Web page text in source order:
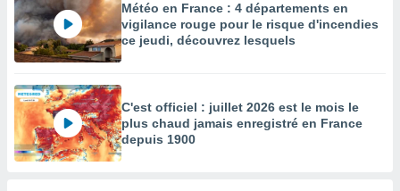
Météo en France : 4 départements en
vigilance rouge pour le risque d'incendies
ce jeudi, découvrez lesquels
C'est officiel : juillet 2026 est le mois le
plus chaud jamais enregistré en France
depuis 1900